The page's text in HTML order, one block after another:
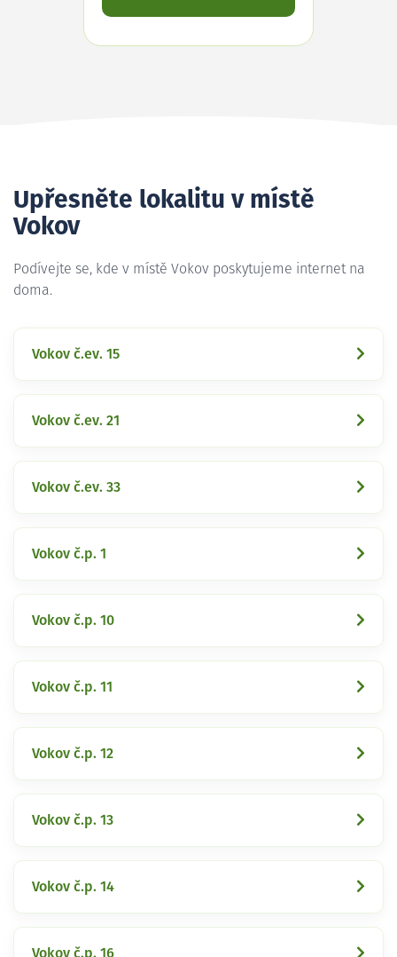
Upřesněte lokalitu v místě
Vokov
Podívejte se, kde v místě Vokov poskytujeme internet na
doma.
Vokov č.ev. 15
Vokov č.ev. 21
Vokov č.ev. 33
Vokov č.p. 1
Vokov č.p. 10
Vokov č.p. 11
Vokov č.p. 12
Vokov č.p. 13
Vokov č.p. 14
Vokov č.p. 16